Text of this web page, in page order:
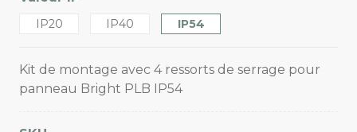
IP20 IP40 IP54
Kit de montage avec 4 ressorts de serrage pour
panneau Bright PLB IP54